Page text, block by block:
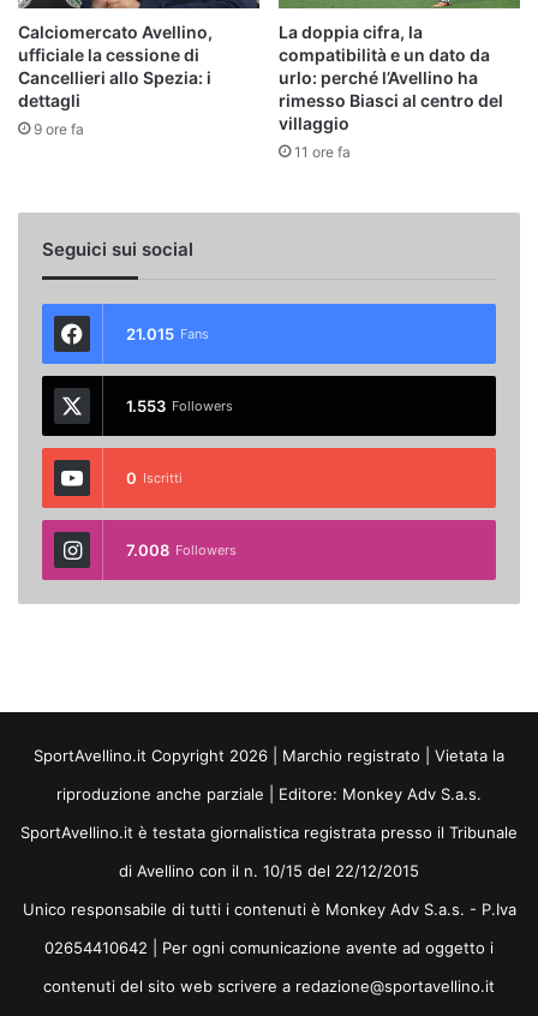
Calciomercato Avellino,
ufficiale la cessione di
Cancellieri allo Spezia: i
dettagli
9 ore fa
La doppia cifra, la
compatibilità e un dato da
urlo: perché l’Avellino ha
rimesso Biasci al centro del
villaggio
11 ore fa
Seguici sui social
21.015 Fans
1.553 Followers
0 Iscritti
7.008 Followers
SportAvellino.it Copyright 2026 | Marchio registrato | Vietata la
riproduzione anche parziale | Editore: Monkey Adv S.a.s.
SportAvellino.it è testata giornalistica registrata presso il Tribunale
di Avellino con il n. 10/15 del 22/12/2015
Unico responsabile di tutti i contenuti è Monkey Adv S.a.s. - P.Iva
02654410642 | Per ogni comunicazione avente ad oggetto i
contenuti del sito web scrivere a redazione@sportavellino.it